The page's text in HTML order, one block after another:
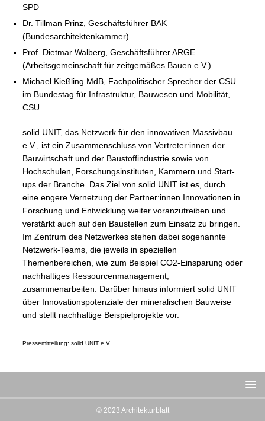
SPD
Dr. Tillman Prinz, Geschäftsführer BAK
(Bundesarchitektenkammer)
Prof. Dietmar Walberg, Geschäftsführer ARGE
(Arbeitsgemeinschaft für zeitgemäßes Bauen e.V.)
Michael Kießling MdB, Fachpolitischer Sprecher der CSU
im Bundestag für Infrastruktur, Bauwesen und Mobilität,
CSU
solid UNIT, das Netzwerk für den innovativen Massivbau
e.V., ist ein Zusammenschluss von Vertreter:innen der
Bauwirtschaft und der Baustoffindustrie sowie von
Hochschulen, Forschungsinstituten, Kammern und Start-
ups der Branche. Das Ziel von solid UNIT ist es, durch
eine engere Vernetzung der Partner:innen Innovationen in
Forschung und Entwicklung weiter voranzutreiben und
verstärkt auch auf den Baustellen zum Einsatz zu bringen.
Im Zentrum des Netzwerkes stehen dabei sogenannte
Netzwerk-Teams, die jeweils in speziellen
Themenbereichen, wie zum Beispiel CO2-Einsparung oder
nachhaltiges Ressourcenmanagement,
zusammenarbeiten. Darüber hinaus informiert solid UNIT
über Innovationspotenziale der mineralischen Bauweise
und stellt nachhaltige Beispielprojekte vor.
Pressemitteilung: solid UNIT e.V.
© 2023 Architekturblatt